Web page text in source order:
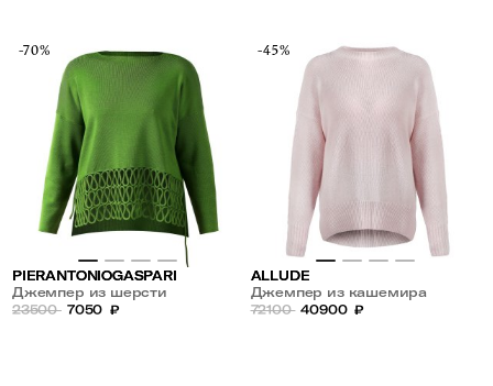
-70%
PIERANTONIOGASPARI
Джемпер из шерсти
23500 7050 ₽
-45%
ALLUDE
Джемпер из кашемира
72100 40900 ₽